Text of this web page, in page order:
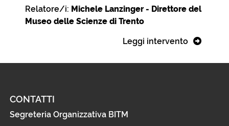
Relatore/i: Michele Lanzinger - Direttore del
Museo delle Scienze di Trento
Leggi intervento
CONTATTI
Segreteria Organizzativa BITM